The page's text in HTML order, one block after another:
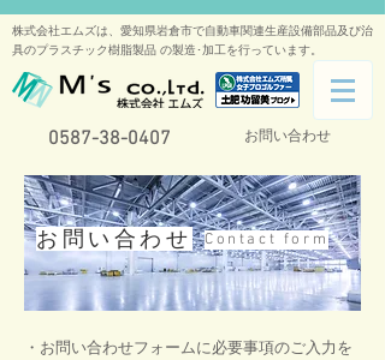
株式会社エムズは、愛知県岩倉市で自動車関連生産設備部品及び治
具のプラスチック樹脂製品 の製造･加工を行っています。
0587-38-0407 お問い合わせ
お問い合わせ Contact form
・お問い合わせフォームに必要事項のご入力を